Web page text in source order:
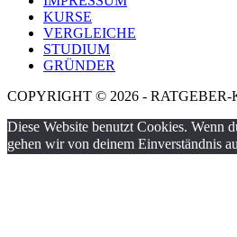
KURSE
VERGLEICHE
STUDIUM
GRÜNDER
COPYRIGHT © 2026 - RATGEBER-
Diese Website benutzt Cookies. Wenn
gehen wir von deinem Einverständnis